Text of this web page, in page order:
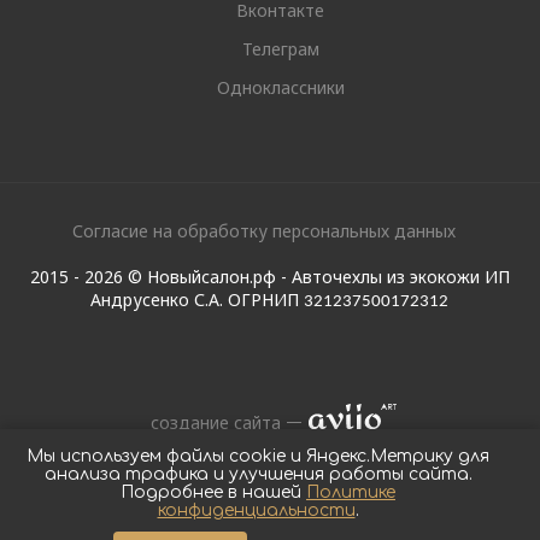
Вконтакте
Телеграм
Одноклассники
Согласие на обработку персональных данных
2015 - 2026 © Новыйсалон.рф - Авточехлы из экокожи ИП
Андрусенко С.А. ОГРНИП 321237500172312
создание сайта
Мы используем файлы cookie и Яндекс.Метрику для
анализа трафика и улучшения работы сайта.
Подробнее в нашей
Политике
конфиденциальности.